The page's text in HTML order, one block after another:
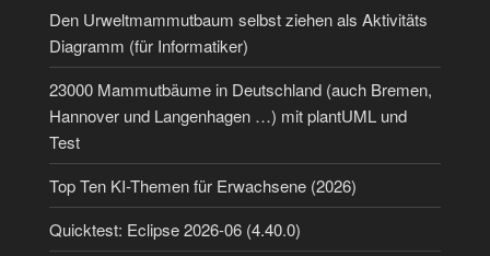
Den Urweltmammutbaum selbst ziehen als Aktivitäts
Diagramm (für Informatiker)
23000 Mammutbäume in Deutschland (auch Bremen,
Hannover und Langenhagen …) mit plantUML und
Test
Top Ten KI-Themen für Erwachsene (2026)
Quicktest: Eclipse 2026-06 (4.40.0)